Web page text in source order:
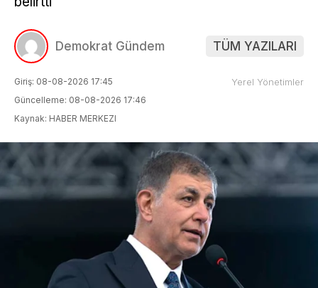
Demokrat Gündem TÜM YAZILARI
Giriş: 08-08-2026 17:45
Güncelleme: 08-08-2026 17:46
Kaynak: HABER MERKEZI
Yerel Yönetimler